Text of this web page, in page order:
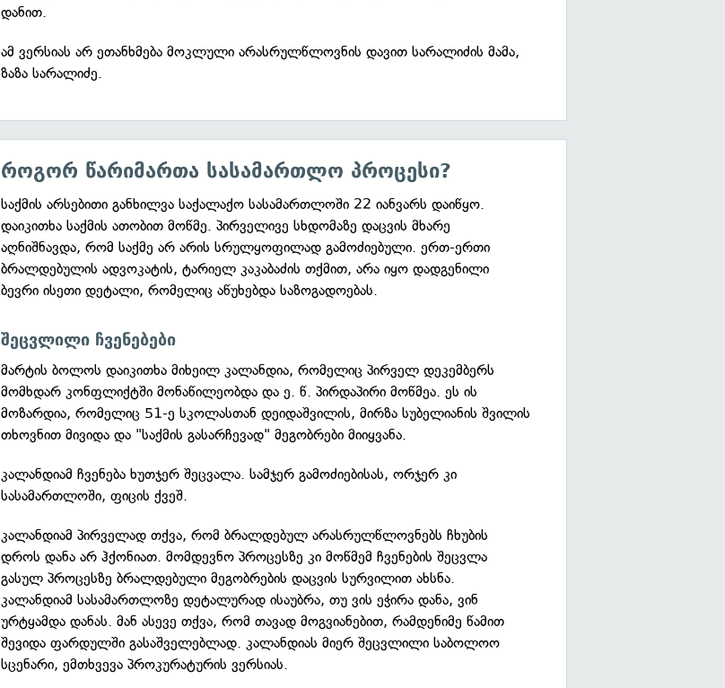
დანით.
ამ ვერსიას არ ეთანხმება მოკლული არასრულწლოვნის დავით სარალიძის მამა,
ზაზა სარალიძე.
როგორ წარიმართა სასამართლო პროცესი?
საქმის არსებითი განხილვა საქალაქო სასამართლოში 22 იანვარს დაიწყო.
დაიკითხა საქმის ათობით მოწმე. პირველივე სხდომაზე დაცვის მხარე
აღნიშნავდა, რომ საქმე არ არის სრულყოფილად გამოძიებული. ერთ-ერთი
ბრალდებულის ადვოკატის, ტარიელ კაკაბაძის თქმით, არა იყო დადგენილი
ბევრი ისეთი დეტალი, რომელიც აწუხებდა საზოგადოებას.
შეცვლილი ჩვენებები
მარტის ბოლოს დაიკითხა მიხეილ კალანდია, რომელიც პირველ დეკემბერს
მომხდარ კონფლიქტში მონაწილეობდა და ე. წ. პირდაპირი მოწმეა. ეს ის
მოზარდია, რომელიც 51-ე სკოლასთან დეიდაშვილის, მირზა სუბელიანის შვილის
თხოვნით მივიდა და "საქმის გასარჩევად" მეგობრები მიიყვანა.
კალანდიამ ჩვენება ხუთჯერ შეცვალა. სამჯერ გამოძიებისას, ორჯერ კი
სასამართლოში, ფიცის ქვეშ.
კალანდიამ პირველად თქვა, რომ ბრალდებულ არასრულწლოვნებს ჩხუბის
დროს დანა არ ჰქონიათ. მომდევნო პროცესზე კი მოწმემ ჩვენების შეცვლა
გასულ პროცესზე ბრალდებული მეგობრების დაცვის სურვილით ახსნა.
კალანდიამ სასამართლოზე დეტალურად ისაუბრა, თუ ვის ეჭირა დანა, ვინ
ურტყამდა დანას. მან ასევე თქვა, რომ თავად მოგვიანებით, რამდენიმე წამით
შევიდა ფარდულში გასაშველებლად. კალანდიას მიერ შეცვლილი საბოლოო
სცენარი, ემთხვევა პროკურატურის ვერსიას.